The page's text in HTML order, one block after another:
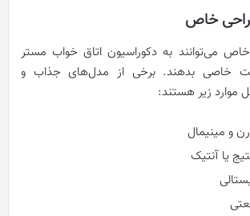
خاص
خاص می‌توانند به دکوراسیون اتاق خواب مستر
خاصی بدهند. برخی از مدل‌های جذاب و
موارد زیر هستند:
و مینیمال
یا آنتیک